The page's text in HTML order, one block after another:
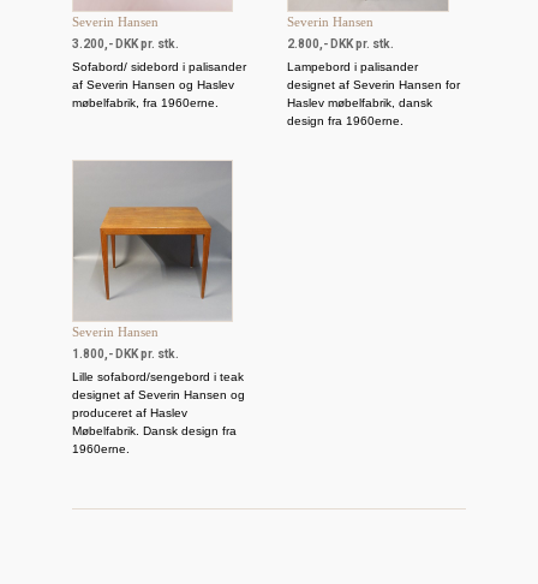
Severin Hansen
3.200,- DKK pr. stk.
Sofabord/ sidebord i palisander
af Severin Hansen og Haslev
møbelfabrik, fra 1960erne.
Severin Hansen
2.800,- DKK pr. stk.
Lampebord i palisander
designet af Severin Hansen for
Haslev møbelfabrik, dansk
design fra 1960erne.
Severin Hansen
1.800,- DKK pr. stk.
Lille sofabord/sengebord i teak
designet af Severin Hansen og
produceret af Haslev
Møbelfabrik. Dansk design fra
1960erne.